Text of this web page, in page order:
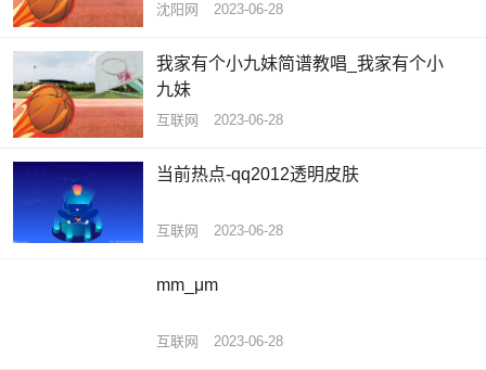
沈阳网 2023-06-28
我家有个小九妹简谱教唱_我家有个小
九妹
互联网 2023-06-28
当前热点-qq2012透明皮肤
互联网 2023-06-28
mm_μm
互联网 2023-06-28